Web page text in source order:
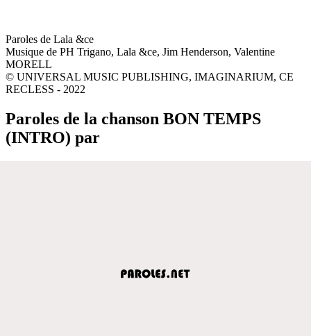
Paroles de Lala &ce
Musique de PH Trigano, Lala &ce, Jim Henderson, Valentine
MORELL
© UNIVERSAL MUSIC PUBLISHING, IMAGINARIUM, CE
RECLESS - 2022
Paroles de la chanson BON TEMPS
(INTRO) par